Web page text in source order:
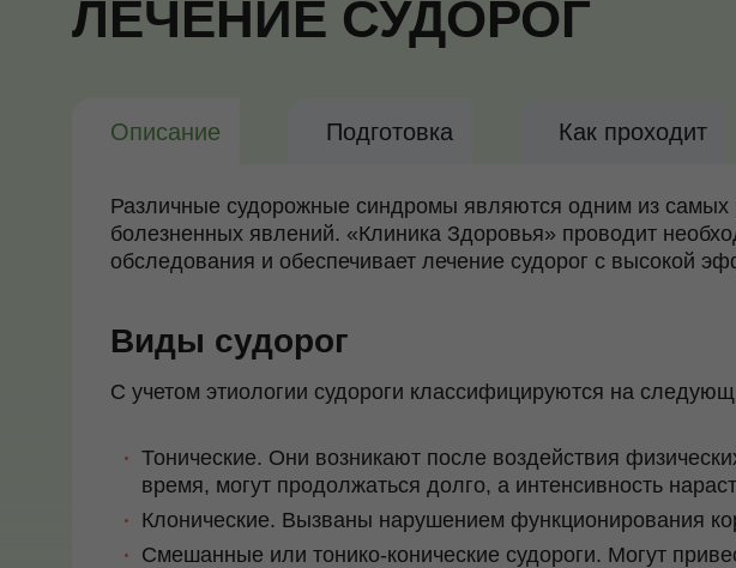
ЛЕЧЕНИЕ СУДОРОГ
Описание Подготовка Как проходит
Различные судорожные синдромы являются одним из самых
болезненных явлений. «Клиника Здоровья» проводит
обследования и обеспечивает лечение судорог с высокой
Виды судорог
С учетом этиологии судороги классифицируются на
Тонические. Они возникают после воздействия
время, могут продолжаться долго, а интенсивность
Клонические. Вызваны нарушением функционирования
Смешанные или тонико-конические судороги. Могут